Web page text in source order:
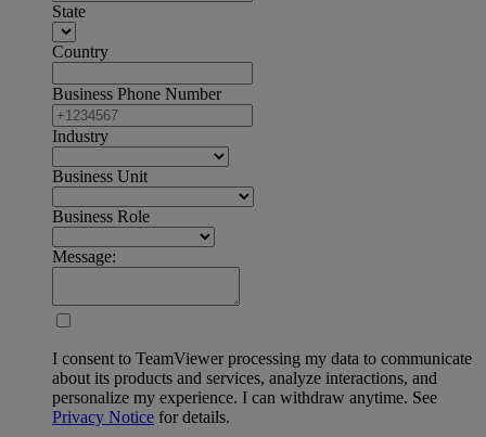
State
Country
Business Phone Number
Industry
Business Unit
Business Role
Message:
I consent to TeamViewer processing my data to communicate
about its products and services, analyze interactions, and
personalize my experience. I can withdraw anytime. See
Privacy Notice for details.